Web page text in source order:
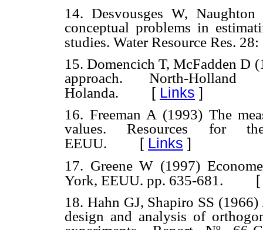
14. Desvousges W,
conceptual problems in
studies. Water Resource Res.
15. Domencich T, McFadden D
approach. North-Holland
Holanda. [ Links ]
16. Freeman A (1993) The
values. Resources for
EEUU. [ Links ]
17. Greene W (1997)
York, EEUU. pp. 635-681.
18. Hahn GJ, Shapiro SS
design and analysis of